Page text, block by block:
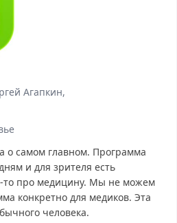
Агапкин
о самом главном. Программа
и для зрителя есть
то про медицину. Мы не можем
конкретно для медиков. Эта
человека.